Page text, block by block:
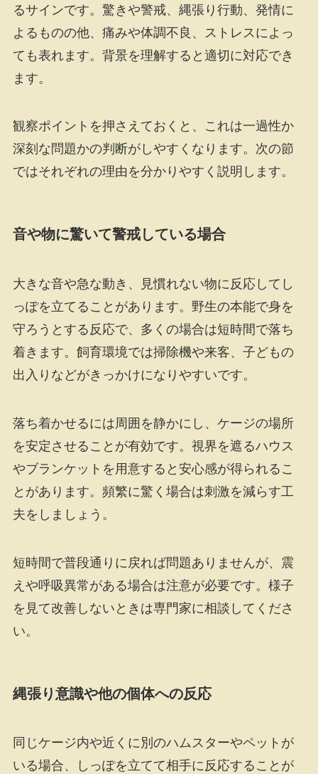
るサインです。驚きや警戒、縄張り行動、発情に
よるものの他、痛みや体調不良、ストレスによっ
ても表れます。背景を理解すると適切に対応でき
ます。
観察ポイントを押さえておくと、これは一過性か
深刻な問題かの判断がしやすくなります。次の節
ではそれぞれの理由を分かりやすく説明します。
音や物に驚いて警戒している場合
大きな音や急な動き、見慣れない物に反応してし
っぽを立てることがあります。野生の本能で身を
守ろうとする反応で、多くの場合は短時間で落ち
着きます。飼育環境では掃除機や来客、子どもの
出入りなどがきっかけになりやすいです。
落ち着かせるには周囲を静かにし、ケージの場所
を安定させることが有効です。視界を遮るハウス
やブランケットを用意すると安心感が得られるこ
とがあります。頻繁に驚く場合は刺激を減らす工
夫をしましょう。
短時間で普段通りに戻れば問題ありませんが、震
えや呼吸異常がある場合は注意が必要です。様子
を見て改善しないときは専門家に相談してくださ
い。
縄張り意識や他の個体への反応
同じケージ内や近くに別のハムスターやペットが
いる場合、しっぽを立てて相手に反応することが